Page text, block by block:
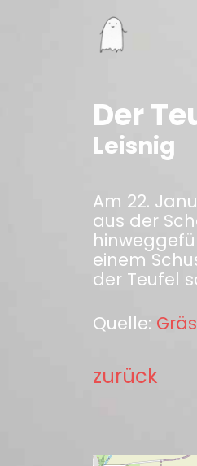
Der
Leisnig
Am 22.
aus der
einem
der Teufel
Quelle:
zurück